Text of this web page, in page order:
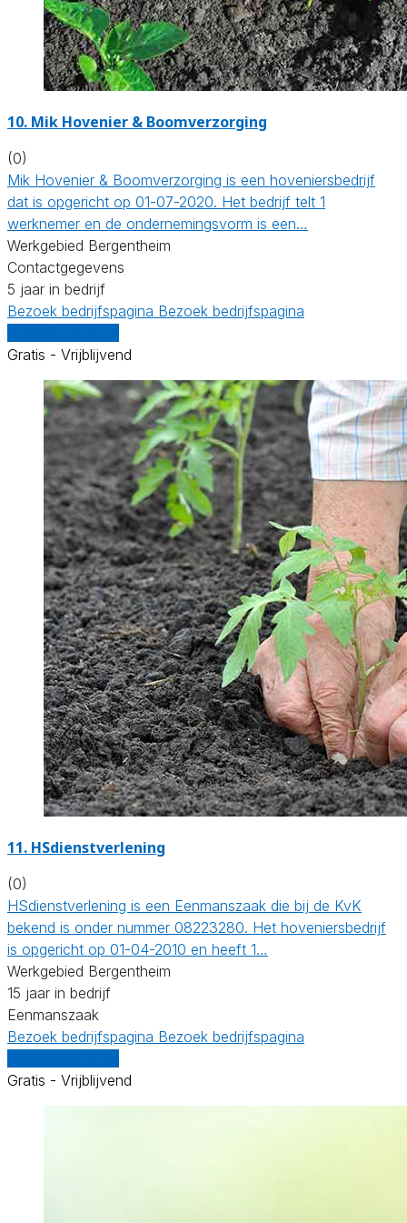
10. Mik Hovenier & Boomverzorging
(0)
Mik Hovenier & Boomverzorging is een hoveniersbedrijf
dat is opgericht op 01-07-2020. Het bedrijf telt 1
werknemer en de ondernemingsvorm is een…
Werkgebied Bergentheim
Contactgegevens
5 jaar in bedrijf
Bezoek bedrijfspagina Bezoek bedrijfspagina
Gratis - Vrijblijvend
11. HSdienstverlening
(0)
HSdienstverlening is een Eenmanszaak die bij de KvK
bekend is onder nummer 08223280. Het hoveniersbedrijf
is opgericht op 01-04-2010 en heeft 1…
Werkgebied Bergentheim
15 jaar in bedrijf
Eenmanszaak
Bezoek bedrijfspagina Bezoek bedrijfspagina
Gratis - Vrijblijvend